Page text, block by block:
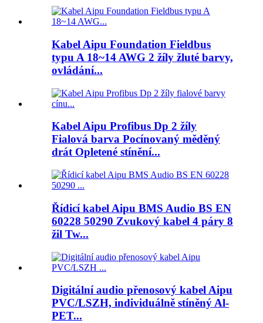
Kabel Aipu Foundation Fieldbus
typu A 18~14 AWG 2 žíly žluté barvy,
ovládání...
Kabel Aipu Profibus Dp 2 žíly
Fialová barva Pocínovaný měděný
drát Opletené stínění...
Řídicí kabel Aipu BMS Audio BS EN
60228 50290 Zvukový kabel 4 páry 8
žil Tw...
Digitální audio přenosový kabel Aipu
PVC/LSZH, individuálně stíněný Al-
PET...